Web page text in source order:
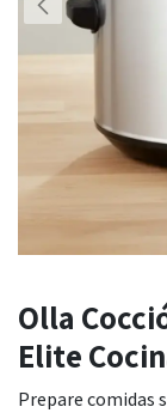
Olla
Elite
Prepare comidas